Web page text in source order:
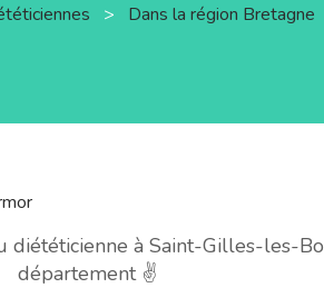
> Dans la région Bretagne
à Saint-Gilles-les-
département ✌️